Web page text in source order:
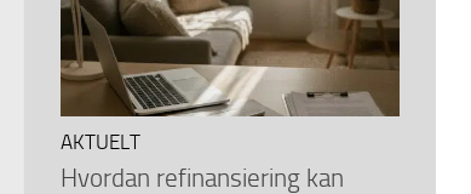
AKTUELT
Hvordan refinansiering kan